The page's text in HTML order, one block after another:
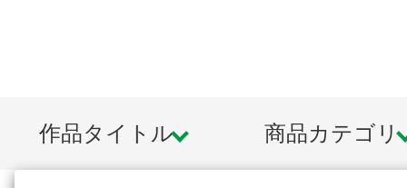
作品タイトル 商品カテゴリ